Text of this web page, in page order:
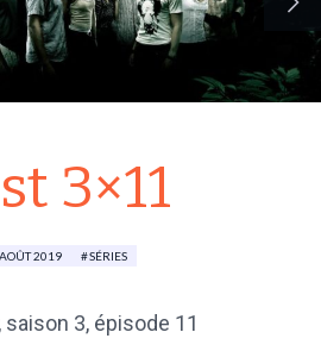
3×11
2019 SÉRIES
saison 3, épisode 11